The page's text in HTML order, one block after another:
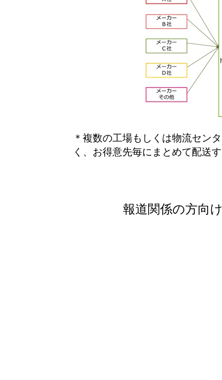
＊複数の工場もしくは物流セン
く、お得意先毎にまとめて配送
報道関係の方向